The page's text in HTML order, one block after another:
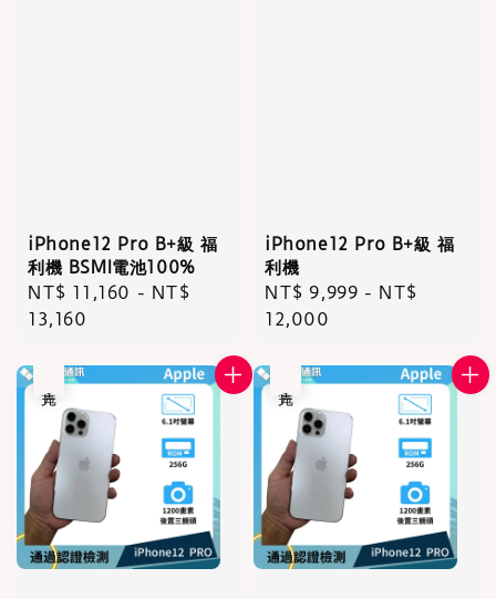
iPhone12 Pro B+級 福
利機 BSMI電池100%
Regular
price
NT$ 11,160 - NT$
13,160
iPhone12 Pro B+級 福
利機
Regular
price
NT$ 9,999 - NT$
12,000